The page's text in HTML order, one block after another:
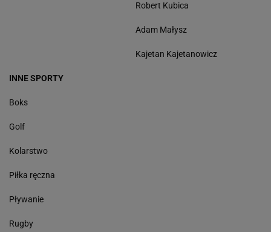
Robert Kubica
Adam Małysz
Kajetan Kajetanowicz
INNE SPORTY
Boks
Golf
Kolarstwo
Piłka ręczna
Pływanie
Rugby